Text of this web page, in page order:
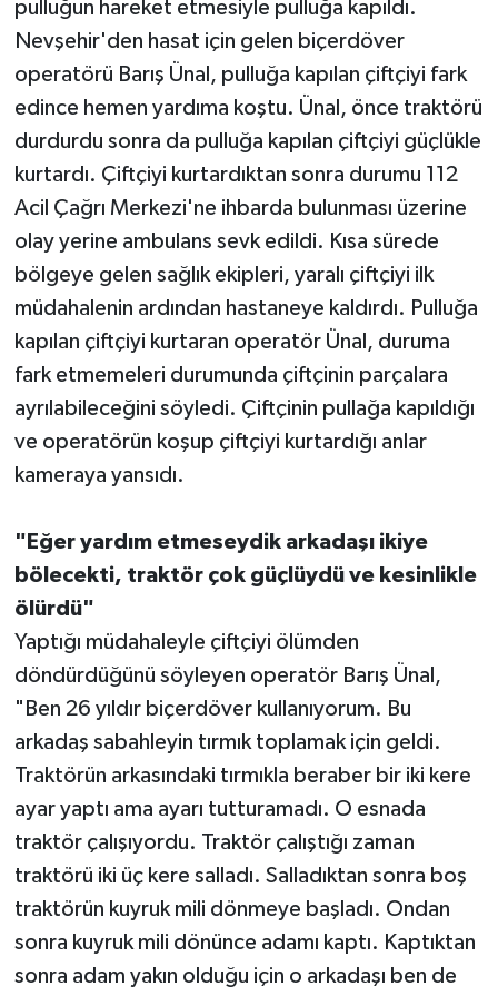
pulluğun hareket etmesiyle pulluğa kapıldı.
Nevşehir'den hasat için gelen biçerdöver
operatörü Barış Ünal, pulluğa kapılan çiftçiyi fark
edince hemen yardıma koştu. Ünal, önce traktörü
durdurdu sonra da pulluğa kapılan çiftçiyi güçlükle
kurtardı. Çiftçiyi kurtardıktan sonra durumu 112
Acil Çağrı Merkezi'ne ihbarda bulunması üzerine
olay yerine ambulans sevk edildi. Kısa sürede
bölgeye gelen sağlık ekipleri, yaralı çiftçiyi ilk
müdahalenin ardından hastaneye kaldırdı. Pulluğa
kapılan çiftçiyi kurtaran operatör Ünal, duruma
fark etmemeleri durumunda çiftçinin parçalara
ayrılabileceğini söyledi. Çiftçinin pullağa kapıldığı
ve operatörün koşup çiftçiyi kurtardığı anlar
kameraya yansıdı.
"Eğer yardım etmeseydik arkadaşı ikiye
bölecekti, traktör çok güçlüydü ve kesinlikle
ölürdü"
Yaptığı müdahaleyle çiftçiyi ölümden
döndürdüğünü söyleyen operatör Barış Ünal,
"Ben 26 yıldır biçerdöver kullanıyorum. Bu
arkadaş sabahleyin tırmık toplamak için geldi.
Traktörün arkasındaki tırmıkla beraber bir iki kere
ayar yaptı ama ayarı tutturamadı. O esnada
traktör çalışıyordu. Traktör çalıştığı zaman
traktörü iki üç kere salladı. Salladıktan sonra boş
traktörün kuyruk mili dönmeye başladı. Ondan
sonra kuyruk mili dönünce adamı kaptı. Kaptıktan
sonra adam yakın olduğu için o arkadaşı ben de